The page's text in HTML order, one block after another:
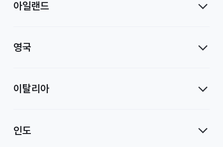
아일랜드
영국
이탈리아
인도